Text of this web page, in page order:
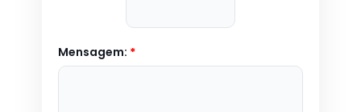
Mensagem: *